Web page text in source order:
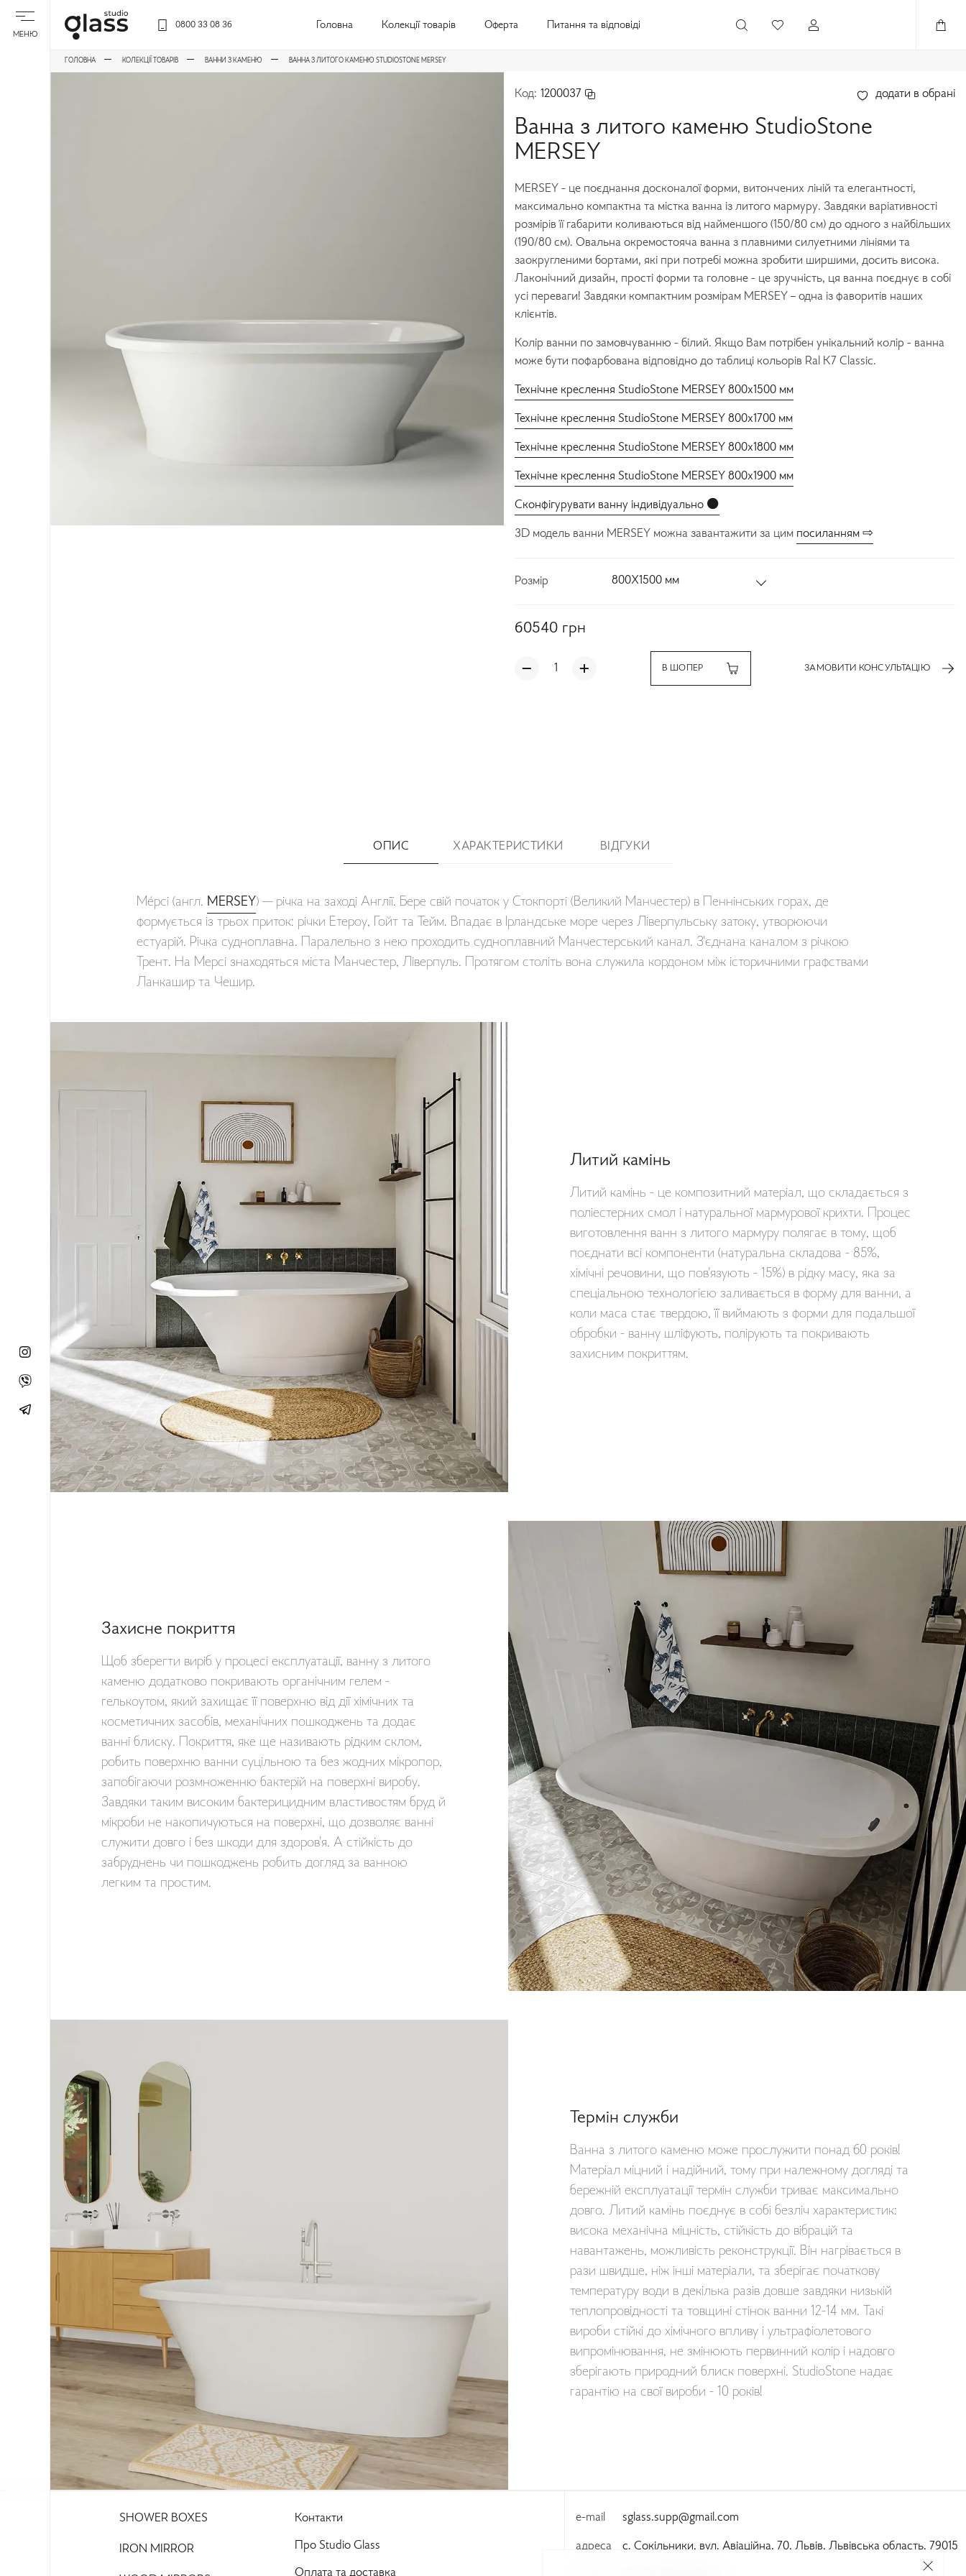
МЕНЮ
0800 33 08 36 Головна Колекції товарів Оферта Питання та відповіді
ГОЛОВНА КОЛЕКЦІЇ ТОВАРІВ ВАННИ З КАМЕНЮ ВАННА З ЛИТОГО КАМЕНЮ STUDIOSTONE MERSEY
Код: 1200037 додати в обрані
Ванна з литого каменю StudioStone
MERSEY
MERSEY - це поєднання досконалої форми, витончених ліній та елегантності,
максимально компактна та містка ванна із литого мармуру. Завдяки варіативності
розмірів її габарити коливаються від найменшого (150/80 см) до одного з найбільших
(190/80 см). Овальна окремостояча ванна з плавними силуетними лініями та
заокругленими бортами, які при потребі можна зробити ширшими, досить висока.
Лаконічний дизайн, прості форми та головне - це зручність, ця ванна поєднує в собі
усі переваги! Завдяки компактним розмірам MERSEY – одна із фаворитів наших
клієнтів.
Колір ванни по замовчуванню - білий. Якщо Вам потрібен унікальний колір - ванна
може бути пофарбована відповідно до таблиці кольорів Ral K7 Classic.
Технічне креслення StudioStone MERSEY 800x1500 мм
Технічне креслення StudioStone MERSEY 800x1700 мм
Технічне креслення StudioStone MERSEY 800x1800 мм
Технічне креслення StudioStone MERSEY 800x1900 мм
Сконфігурувати ванну індивідуально ⚫️
3D модель ванни MERSEY можна завантажити за цим посиланням ⇨
Розмір 800X1500 мм
60540 грн
В ШОПЕР ЗАМОВИТИ КОНСУЛЬТАЦІЮ
ОПИС ХАРАКТЕРИСТИКИ ВІДГУКИ
Ме́рсі (англ. MERSEY) — річка на заході Англії. Бере свій початок у Стокпорті (Великий Манчестер) в Пеннінських горах, де
формується із трьох приток: річки Етероу, Гойт та Тейм. Впадає в Ірландське море через Ліверпульську затоку, утворюючи
естуарій. Річка судноплавна. Паралельно з нею проходить судноплавний Манчестерський канал. З'єднана каналом з річкою
Трент. На Мерсі знаходяться міста Манчестер, Ліверпуль. Протягом століть вона служила кордоном між історичними графствами
Ланкашир та Чешир.
Литий камінь
Литий камінь - це композитний матеріал, що складається з
поліестерних смол і натуральної мармурової крихти. Процес
виготовлення ванн з литого мармуру полягає в тому, щоб
поєднати всі компоненти (натуральна складова - 85%,
хімічні речовини, що пов'язують - 15%) в рідку масу, яка за
спеціальною технологією заливається в форму для ванни, а
коли маса стає твердою, її виймають з форми для подальшої
обробки - ванну шліфують, полірують та покривають
захисним покриттям.
Захисне покриття
Щоб зберегти виріб у процесі експлуатації, ванну з литого
каменю додатково покривають органічним гелем -
гелькоутом, який захищає її поверхню від дії хімічних та
косметичних засобів, механічних пошкоджень та додає
ванні блиску. Покриття, яке ще називають рідким склом,
робить поверхню ванни суцільною та без жодних мікропор,
запобігаючи розмноженню бактерій на поверхні виробу.
Завдяки таким високим бактерицидним властивостям бруд й
мікроби не накопичуються на поверхні, що дозволяє ванні
служити довго і без шкоди для здоров'я. А стійкість до
забруднень чи пошкоджень робить догляд за ванною
легким та простим.
Термін служби
Ванна з литого каменю може прослужити понад 60 років!
Матеріал міцний і надійний, тому при належному догляді та
бережній експлуатації термін служби триває максимально
довго. Литий камінь поєднує в собі безліч характеристик:
висока механічна міцність, стійкість до вібрацій та
навантажень, можливість реконструкції. Він нагрівається в
рази швидше, ніж інші матеріали, та зберігає початкову
температуру води в декілька разів довше завдяки низькій
теплопровідності та товщині стінок ванни 12-14 мм. Такі
вироби стійкі до хімічного впливу і ультрафіолетового
випромінювання, не змінюють первинний колір і надовго
зберігають природний блиск поверхні. StudioStone надає
гарантію на свої вироби - 10 років!
SHOWER BOXES
IRON MIRROR
Контакти
Про Studio Glass
Оплата та доставка
e-mail sglass.supp@gmail.com
адреса с. Сокільники, вул. Авіаційна, 70, Львів, Львівська область, 79015